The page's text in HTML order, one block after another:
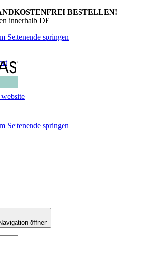
BESTELLEN!
innerhalb DE
Seitenende springen
Seitenende springen
öffnen